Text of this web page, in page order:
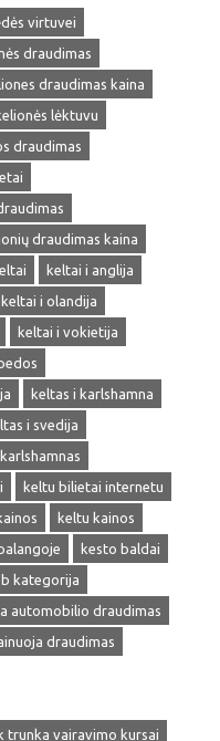
virtuvei
draudimas
draudimas kaina
lėktuvu
draudimas
draudimas kaina
keltai i anglija
keltai i olandija
keltai i vokietija
keltas i karlshamna
i svedija
keltu bilietai internetu
keltu kainos
kesto baldai
kategorija
automobilio draudimas
draudimas
trunka vairavimo kursai